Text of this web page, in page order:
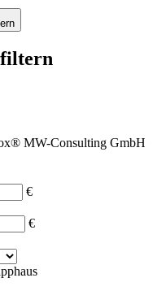
MW-Consulting GmbH
€
€